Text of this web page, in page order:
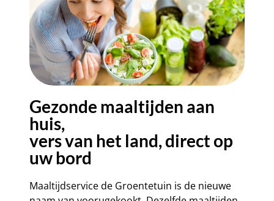
Gezonde maaltijden aan
huis,
vers van het land, direct op
uw bord
Maaltijdservice de Groentetuin is de nieuwe